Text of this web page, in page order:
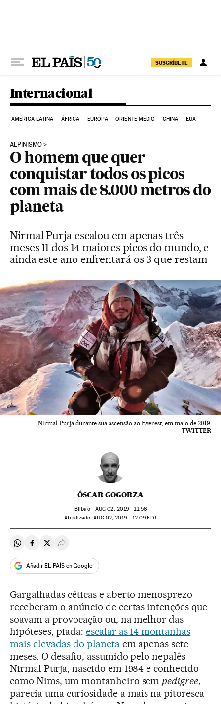
SUSCRÍBETE
Internacional
AMÉRICA LATINA ÁFRICA EUROPA ORIENTE MÉDIO CHINA EUA
ALPINISMO
O homem que quer
conquistar todos os picos
com mais de 8.000 metros do
planeta
Nirmal Purja escalou em apenas três
meses 11 dos 14 maiores picos do mundo, e
ainda este ano enfrentará os 3 que restam
Nirmal Purja durante sua ascensão ao Everest, em maio de 2019.
TWITTER
ÓSCAR GOGORZA
Bilbao - AUG 02, 2019 - 11:56
atualizado: AUG02, 2019 - 12:09 EDT
Compartir en Whatsapp
Compartir en Facebook
Compartir en Twitter
Desplegar Redes Sociales
Añadir EL PAÍS en Google
Gargalhadas céticas e aberto menosprezo
receberam o anúncio de certas intenções que
soavam a provocação ou, na melhor das
hipóteses, piada: escalar as 14 montanhas
mais elevadas do planetaem apenas sete
meses. O desafio, assumido pelo nepalês
Nirmal Purja, nascido em 1984 e conhecido
como Nims, um montanheiro sempedigree,
parecia uma curiosidade a mais na pitoresca